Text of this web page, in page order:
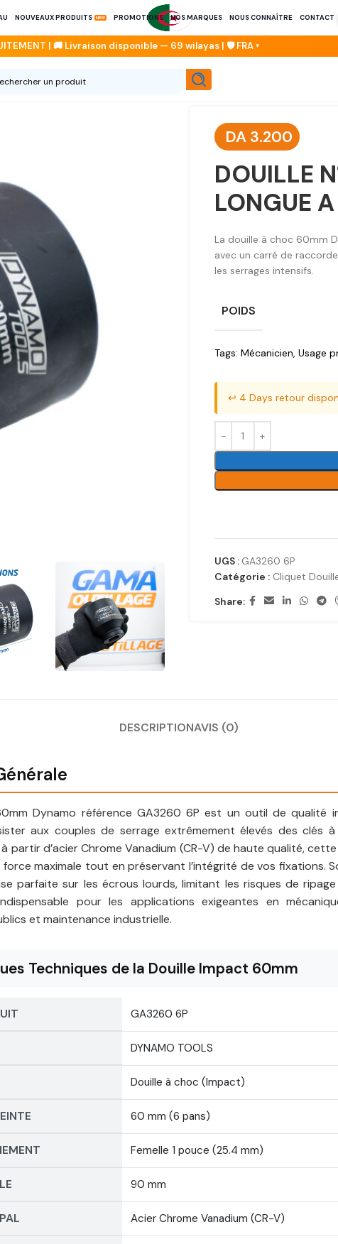
NOUVEAUX PRODUITS PROMOTIONS NOS MARQUES NOUS CONNAÎTRE CONTACT
DA 3.200
DOUILLE
LONGUE
La douille à choc 60mm
avec un carré de
les serrages intensifs.
POIDS
Tags: Mécanicien, Usage
↩️ 4 Days retour
UGS : GA3260 6P
Catégorie : Cliquet
Share:
DESCRIPTIONAVIS (0)
Dynamo référence GA3260 6P est un outil de qualité
aux couples de serrage extrêmement élevés des clés
partir d’acier Chrome Vanadium (CR-V) de haute qualité,
maximale tout en préservant l’intégrité de vos fixations.
parfaite sur les écrous lourds, limitant les risques de
pour les applications exigeantes en
et maintenance industrielle.
Techniques de la Douille Impact 60mm
GA3260 6P
DYNAMO TOOLS
Douille à choc (Impact)
60 mm (6 pans)
Femelle 1 pouce (25.4 mm)
90 mm
Acier Chrome Vanadium (CR-V)